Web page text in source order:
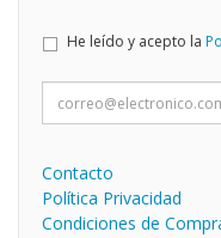
He leído y acepto la
Contacto
Política Privacidad
Condiciones de